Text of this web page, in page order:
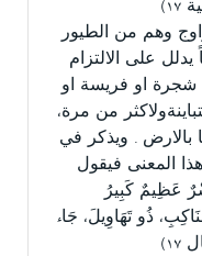
وهم من الطيور
على الالتزام
شجرة او فريسة او
من مرة،
بالارض . ويذكر في
المعنى فيقول
عَظِيمٌ كَبِيرُ
ذُو تَهَاوِيلَ، جَاءَ